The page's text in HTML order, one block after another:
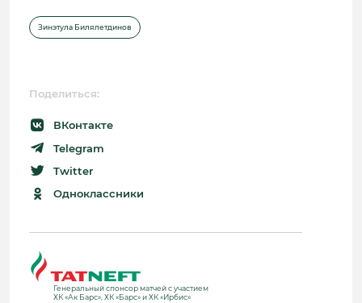
Поделиться:
ВКонтакте
Telegram
Twitter
Одноклассники
Зинэтула Билялетдинов
Генеральный спонсор матчей с участием
ХК «Ак Барс», ХК «Барс» и ХК «Ирбис»